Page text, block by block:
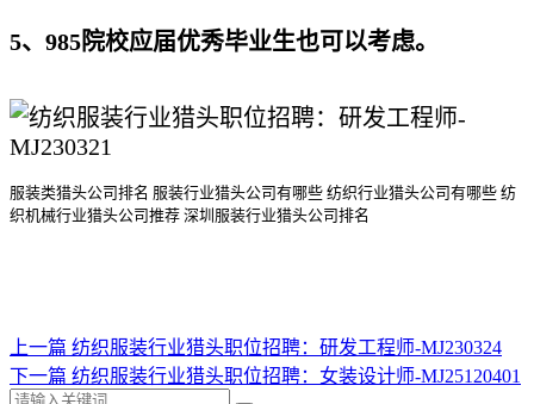
5、985院校应届优秀毕业生也可以考虑。
服装类猎头公司排名 服装行业猎头公司有哪些 纺织行业猎头公司有哪些 纺
织机械行业猎头公司推荐 深圳服装行业猎头公司排名
上一篇 纺织服装行业猎头职位招聘：研发工程师-MJ230324
下一篇 纺织服装行业猎头职位招聘：女装设计师-MJ25120401